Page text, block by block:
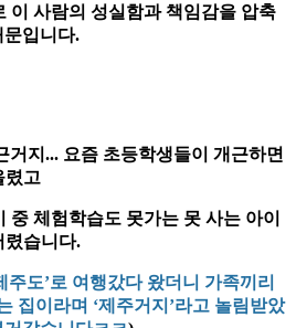
이 사람의 성실함과 책임감을 압축
문입니다.
거지... 요즘 초등학생들이 개근하면
렸고
중 체험학습도 못가는 못 사는 아이
렸습니다.
주도’로 여행갔다 왔더니 가족끼리
집이라며 ‘제주거지’라고 놀림받았